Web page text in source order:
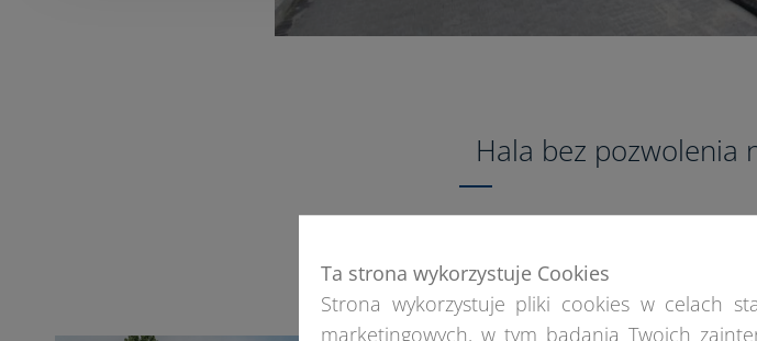
Hala bez pozwolenia
jest pozwolenie – wszystko
lokalizacji. Hala bez
wybranym miejscu przez
Ta strona wykorzystuje Cookies
Strona wykorzystuje pliki cookies w celach
marketingowych, w tym badania Twoich